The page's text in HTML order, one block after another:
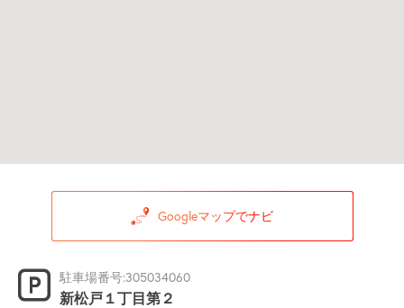
Googleマップでナビ
駐車場番号:305034060
新松戸１丁目第２